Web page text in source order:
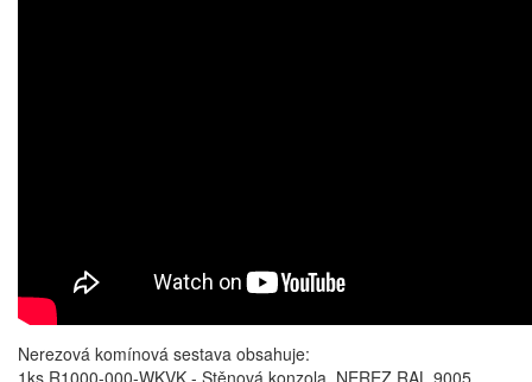
Nerezová komínová sestava obsahuje: